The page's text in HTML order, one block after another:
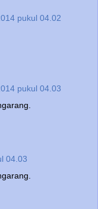
pukul 04.02
pukul 04.03
04.03